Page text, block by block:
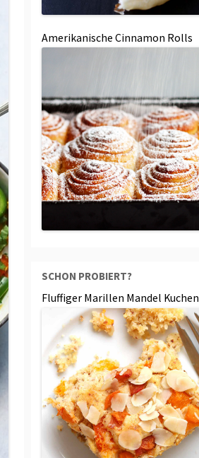
Amerikanische Cinnamon Rolls
SCHON PROBIERT?
Fluffiger Marillen Mandel Kuchen